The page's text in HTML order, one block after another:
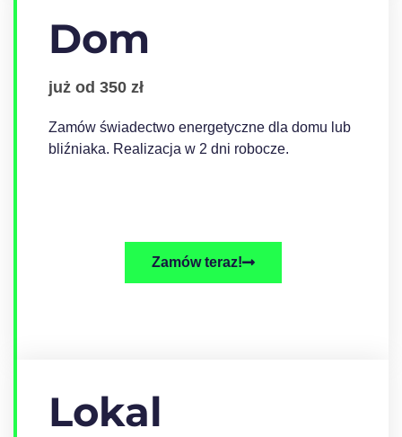
Dom
już od 350 zł
Zamów świadectwo energetyczne dla domu lub
bliźniaka. Realizacja w 2 dni robocze.
Zamów teraz!
Lokal